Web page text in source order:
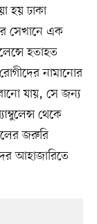
হয় ঢাকা
সেখানে এক
হতাহত
নামানোর
যায়, সে জন্য
থেকে
জরুরি
আহাজারিতে